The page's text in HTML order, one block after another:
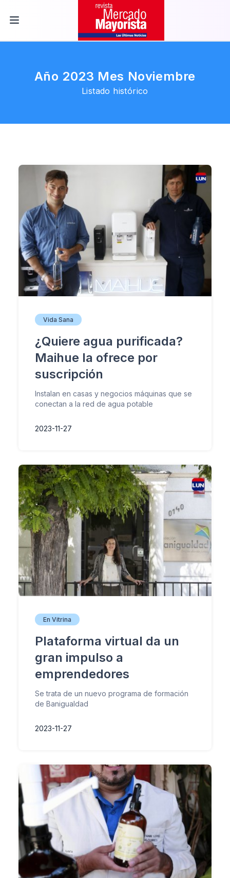
Año 2023 Mes Noviembre
Listado histórico
Vida Sana
¿Quiere agua purificada?
Maihue la ofrece por
suscripción
Instalan en casas y negocios máquinas que se
conectan a la red de agua potable
2023-11-27
En Vitrina
Plataforma virtual da un
gran impulso a
emprendedores
Se trata de un nuevo programa de formación
de Banigualdad
2023-11-27